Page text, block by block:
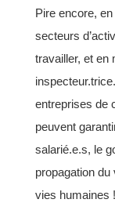
Pire encore,
secteurs
travailler, et en
entreprises de
peuvent
salarié.e.s, le
propagation
vies humaines !